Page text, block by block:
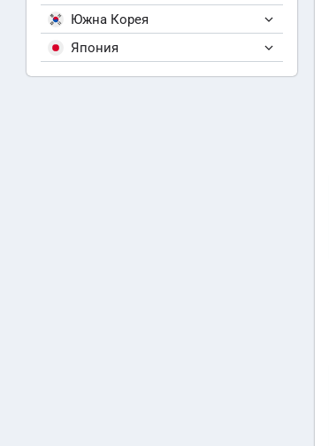
Южна Корея
Япония